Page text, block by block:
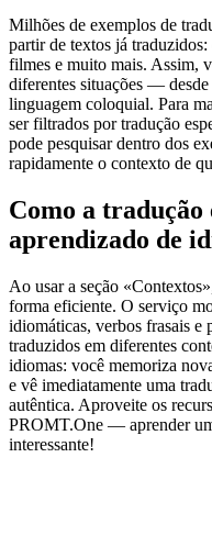
Milhões de exemplos de
partir de textos já
filmes e muito mais. Assim,
diferentes situações —
linguagem coloquial. Para
ser filtrados por tradução
pode pesquisar dentro dos
rapidamente o contexto de
Como a tradução
aprendizado de
Ao usar a seção
forma eficiente. O serviço
idiomáticas, verbos frasais e
traduzidos em diferentes
idiomas: você memoriza
e vê imediatamente uma
autêntica. Aproveite os
PROMT.One — aprender
interessante!